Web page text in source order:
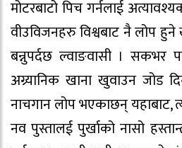
मोटरबाटो पिच गर्नलाई
वीउविजनहरु विश्वबाट नै लोप
बन्नुपर्दछ ल्वाङवासी । सकभर
अग्र्यानिक खाना खुवाउन जोड
नाचगान लोप भएकाछन् यहाबाट,
नव पुस्तालई पुर्खाको नासो